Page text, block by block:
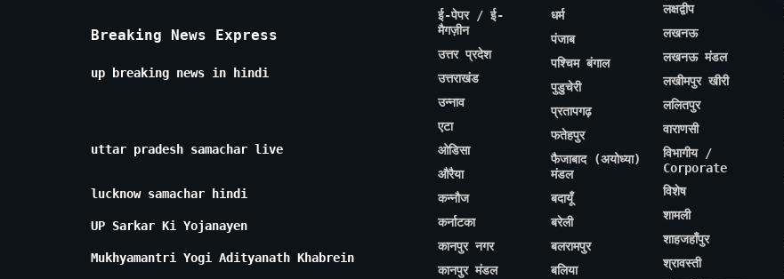
Breaking News Express
up breaking news in hindi
uttar pradesh samachar live
lucknow samachar hindi
UP Sarkar Ki Yojanayen
Mukhyamantri Yogi Adityanath Khabrein
ई-पेपर / ई-
मैगज़ीन
उत्तर प्रदेश
उत्तराखंड
उन्नाव
एटा
ओडिसा
औरैया
कन्नौज
कर्नाटका
कानपुर नगर
कानपुर मंडल
धर्म
पंजाब
पश्चिम बंगाल
पुडुचेरी
प्रतापगढ़
फतेहपुर
फैजाबाद (अयोध्या)
मंडल
बदायूँ
बरेली
बलरामपुर
बलिया
लक्षद्वीप
लखनऊ
लखनऊ मंडल
लखीमपुर खीरी
ललितपुर
वाराणसी
विभागीय /
Corporate
विशेष
शामली
शाहजहाँपुर
श्रावस्ती